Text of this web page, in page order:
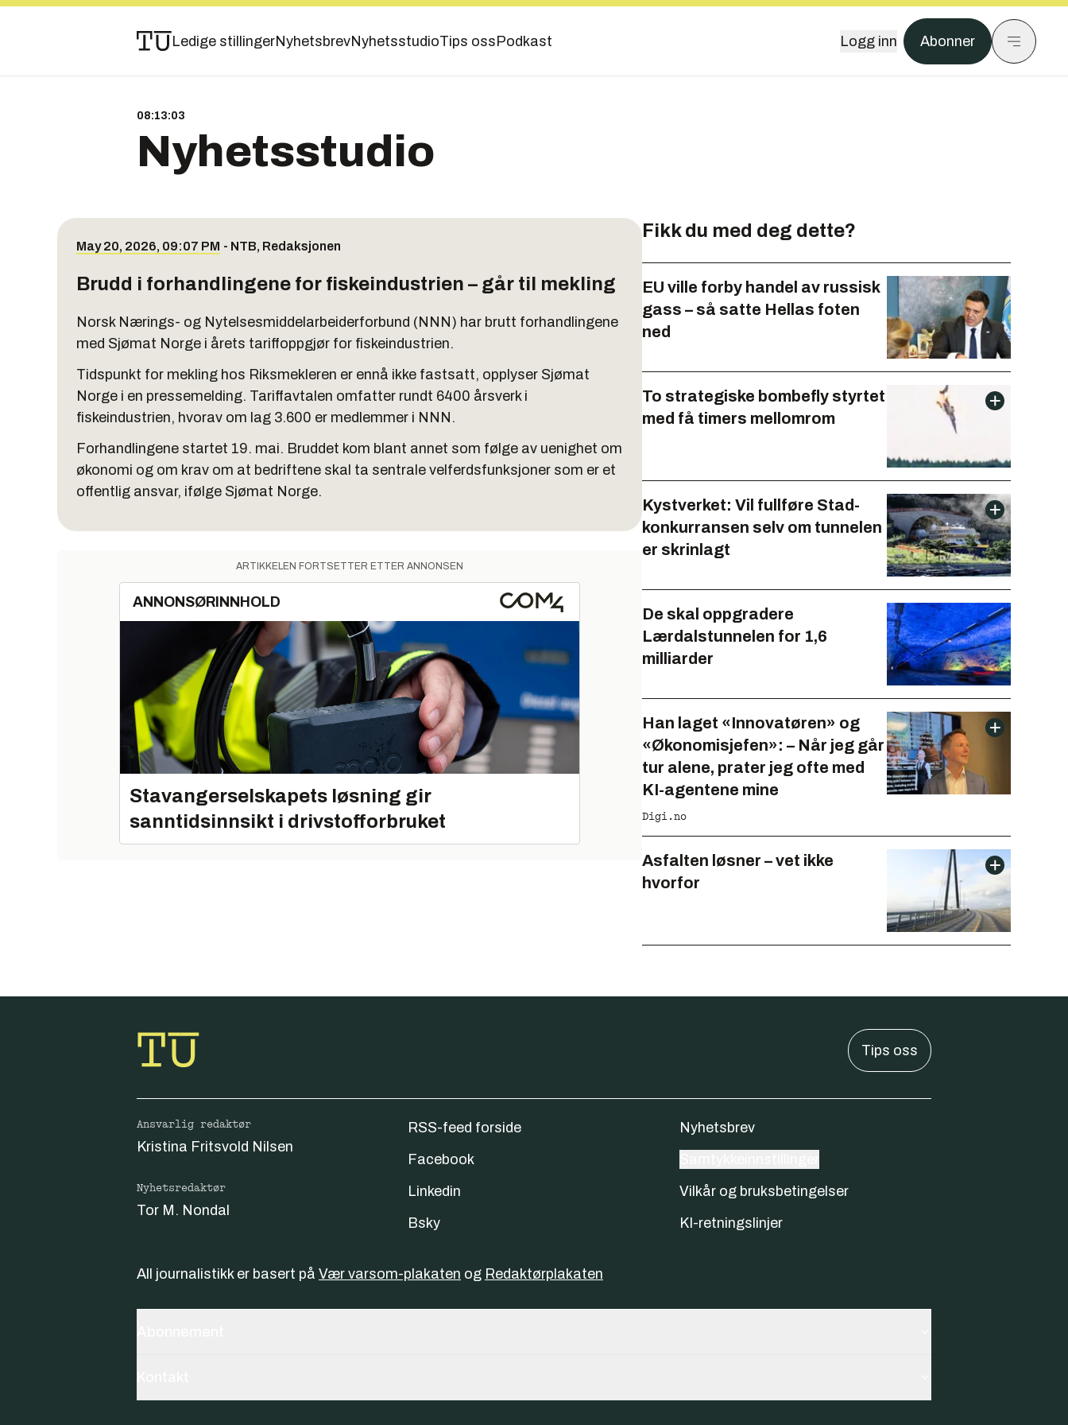
Ledige stillingerNyhetsbrevNyhetsstudioTips oss Podkast Logg inn Abonner
08:13:04
Nyhetsstudio
May 20, 2026, 09:07 PM - NTB, Redaksjonen
Brudd i forhandlingene for fiskeindustrien – går til mekling
Norsk Nærings- og Nytelsesmiddelarbeiderforbund (NNN) har brutt forhandlingene
med Sjømat Norge i årets tariffoppgjør for fiskeindustrien.
Tidspunkt for mekling hos Riksmekleren er ennå ikke fastsatt, opplyser Sjømat
Norge i en pressemelding. Tariffavtalen omfatter rundt 6400 årsverk i
fiskeindustrien, hvorav om lag 3.600 er medlemmer i NNN.
Forhandlingene startet 19. mai. Bruddet kom blant annet som følge av uenighet om
økonomi og om krav om at bedriftene skal ta sentrale velferdsfunksjoner som er et
offentlig ansvar, ifølge Sjømat Norge.
ARTIKKELEN FORTSETTER ETTER ANNONSEN
ANNONSØRINNHOLD
Stavangerselskapets løsning gir
sanntidsinnsikt i drivstofforbruket
Fikk du med deg dette?
EU ville forby handel av russisk
gass – så satte Hellas foten
ned
To strategiske bombefly styrtet
med få timers mellomrom
Kystverket: Vil fullføre Stad-
konkurransen selv om tunnelen
er skrinlagt
De skal oppgradere
Lærdalstunnelen for 1,6
milliarder
Han laget «Innovatøren» og
«Økonomisjefen»: – Når jeg går
tur alene, prater jeg ofte med
KI-agentene mine
Digi.no
Asfalten løsner – vet ikke
hvorfor
Tips oss
Ansvarlig redaktør
Kristina Fritsvold Nilsen
Nyhetsredaktør
Tor M. Nondal
RSS-feed forside
Facebook
Linkedin
Bsky
Nyhetsbrev
Vilkår og bruksbetingelser
KI-retningslinjer
All journalistikk er basert på Vær varsom-plakaten og Redaktørplakaten